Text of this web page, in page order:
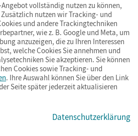
BarrierefreiheitCookies & Co.
vollständig nutzen zu können,
nutzen wir Tracking- und
und andere Trackingtechniken
wie z. B. Google und Meta, um
anzuzeigen, die zu Ihren Interessen
welche Cookies Sie annehmen und
Sie akzeptieren. Sie können
Cookies sowie Tracking- und
. Ihre Auswahl können Sie über den Link
Seite später jederzeit aktualisieren
Datenschutzerklärung